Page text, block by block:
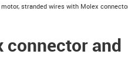
stranded wires with Molex
connector and